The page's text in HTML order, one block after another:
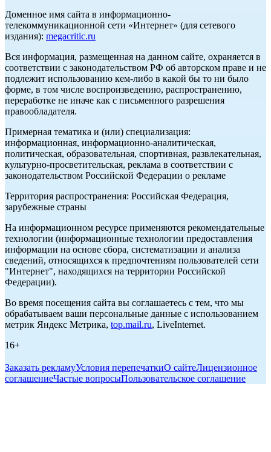
Доменное имя сайта в информационно-
телекоммуникационной сети «Интернет» (для сетевого
издания): megacritic.ru
Вся информация, размещенная на данном сайте, охраняется в
соответствии с законодательством РФ об авторском праве и не
подлежит использованию кем-либо в какой бы то ни было
форме, в том числе воспроизведению, распространению,
переработке не иначе как с письменного разрешения
правообладателя.
Примерная тематика и (или) специализация:
информационная, информационно-аналитическая,
политическая, образовательная, спортивная, развлекательная,
культурно-просветительская, реклама в соответствии с
законодательством Российской Федерации о рекламе
Территория распространения: Российская Федерация,
зарубежные страны
На информационном ресурсе применяются рекомендательные
технологии (информационные технологии предоставления
информации на основе сбора, систематизации и анализа
сведений, относящихся к предпочтениям пользователей сети
"Интернет", находящихся на территории Российской
Федерации).
Во время посещения сайта вы соглашаетесь с тем, что мы
обрабатываем ваши персональные данные с использованием
метрик Яндекс Метрика, top.mail.ru, LiveInternet.
16+
Заказать рекламуУсловия перепечаткиО сайтеЛицензионное
соглашениеЧастые вопросыПользовательское соглашение